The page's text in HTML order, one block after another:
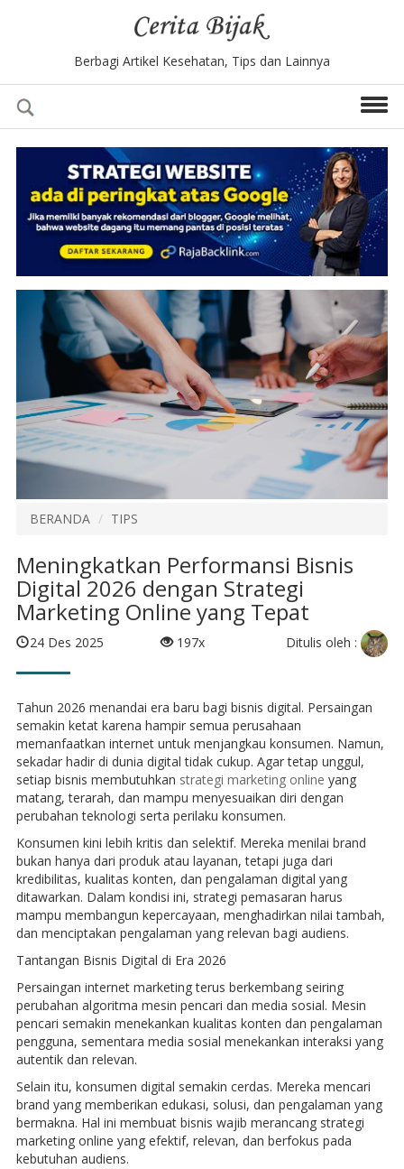
Berbagi Artikel Kesehatan, Tips dan Lainnya
BERANDA TIPS
Meningkatkan Performansi Bisnis
Digital 2026 dengan Strategi
Marketing Online yang Tepat
24 Des 2025 197x Ditulis oleh :
Tahun 2026 menandai era baru bagi bisnis digital. Persaingan
semakin ketat karena hampir semua perusahaan
memanfaatkan internet untuk menjangkau konsumen. Namun,
sekadar hadir di dunia digital tidak cukup. Agar tetap unggul,
setiap bisnis membutuhkan strategi marketing online yang
matang, terarah, dan mampu menyesuaikan diri dengan
perubahan teknologi serta perilaku konsumen.
Konsumen kini lebih kritis dan selektif. Mereka menilai brand
bukan hanya dari produk atau layanan, tetapi juga dari
kredibilitas, kualitas konten, dan pengalaman digital yang
ditawarkan. Dalam kondisi ini, strategi pemasaran harus
mampu membangun kepercayaan, menghadirkan nilai tambah,
dan menciptakan pengalaman yang relevan bagi audiens.
Tantangan Bisnis Digital di Era 2026
Persaingan internet marketing terus berkembang seiring
perubahan algoritma mesin pencari dan media sosial. Mesin
pencari semakin menekankan kualitas konten dan pengalaman
pengguna, sementara media sosial menekankan interaksi yang
autentik dan relevan.
Selain itu, konsumen digital semakin cerdas. Mereka mencari
brand yang memberikan edukasi, solusi, dan pengalaman yang
bermakna. Hal ini membuat bisnis wajib merancang strategi
marketing online yang efektif, relevan, dan berfokus pada
kebutuhan audiens.